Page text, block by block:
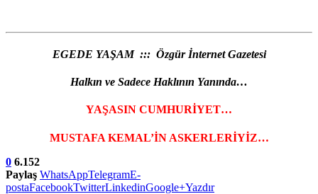
EGEDE YAŞAM ::: Özgür İnternet Gazetesi
Halkın ve Sadece Haklının Yanında…
YAŞASIN CUMHURİYET…
MUSTAFA KEMAL’İN ASKERLERİYİZ…
0 6.152
Paylaş WhatsAppTelegramE-
postaFacebookTwitterLinkedinGoogle+Yazdır